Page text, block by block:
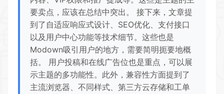
要卖点，应该在总结中突出。 接下来，文章提
到了自适应响应式设计、SEO优化、支付接口
以及用户中心功能等技术细节。这些也是
Modown吸引用户的地方，需要简明扼要地概
括。 用户投稿和在线广告位也是重点，可以展
示主题的多功能性。此外，兼容性方面提到了
主流浏览器、不同样式、第三方云存储和工单